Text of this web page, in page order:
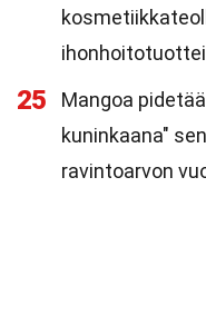
25
Mangoa
kuninkaana"
ravintoarvon